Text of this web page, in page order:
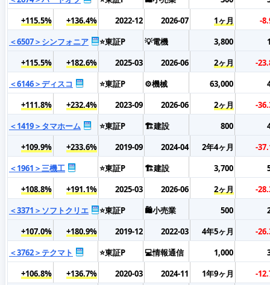
+115.5%
+136.4% 2022-12 2026-07 1ヶ月
-
＜6507＞シンフォニア
⭐東証P 💡電機 3,800
+115.5%
+182.6% 2025-03 2026-06 2ヶ月
-
＜6146＞ディスコ
⭐東証P ⚙️機械 63,000
+111.8%
+232.4% 2023-09 2026-06 2ヶ月
-
＜1419＞タマホーム
⭐東証P 🏗️建設 800
+109.9%
+233.6% 2019-09 2024-04 2年4ヶ月
-
＜1961＞三機工
⭐東証P 🏗️建設 3,700
+108.8%
+191.1% 2025-03 2026-06 2ヶ月
-
＜3371＞ソフトクリエ
⭐東証P 🛍️小売業 500
+107.0%
+180.9% 2019-12 2022-03 4年5ヶ月
-
＜3762＞テクマト
⭐東証P 💻情報通信 1,000
+106.8%
+136.7% 2020-03 2024-11 1年9ヶ月
-